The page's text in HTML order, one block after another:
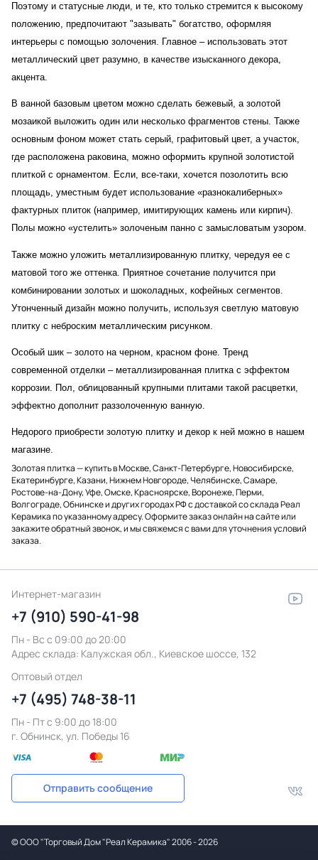
Поэтому и статусные люди, и те, кто только стремится к высокому
положению, предпочитают "зазывать" богатство, оформляя
интерьеры с помощью золочения. Главное – использовать этот
металлический цвет разумно, в качестве изысканного декора,
акцента.
В ванной базовым цветом можно сделать бежевый, а золотой
мозаикой выложить один или несколько фрагментов стены. Также
основным фоном может стать серый, графитовый цвет, а участок,
где расположена раковина, можно оформить крупной золотистой
плиткой с орнаментом. Если, все-таки, хочется позолотить всю
площадь, уместным будет использование «разнокалиберных»
фактурных плиток (например, имитирующих камень или кирпич).
Полы можно «устелить» золоченым панно с замысловатым узором.
Также можно уложить металлизированную плитку, чередуя ее с
матовой того же оттенка. Приятное сочетание получится при
комбинировании золотых и шоколадных, кофейных сегментов.
Утонченный дизайн можно получить, используя светлую матовую
плитку с неброским металлическим рисунком.
Особый шик – золото на черном, красном фоне. Тренд
современной отделки – металлизированная плитка с эффектом
коррозии. Пол, облицованный крупными плитами такой расцветки,
эффектно дополнит раззолоченную ванную.
Недорого приобрести золотую плитку и декор к ней можно в нашем
магазине.
Золотая плитка — купить в Москве, Санкт-Петербурге, Новосибирске,
Екатеринбурге, Казани, Нижнем Новгороде, Челябинске, Самаре,
Ростове-на-Дону, Уфе, Омске, Красноярске, Воронеже, Перми,
Волгограде, Обнинске и других городах РФ с доставкой со склада Реал
Керамика по указанному адресу. Оформите заказ онлайн на сайте или
закажите обратный звонок, и мы свяжемся с вами для уточнения условий
заказа.
Интернет-магазин
+7 (910) 590-41-98
Пн - Вс с 09:00 до 20:00
Адрес склада: Калужская обл., Киевское шоссе, 132
Оптовый отдел
+7 (495) 748-38-11
Пн - Пт c 9:00 до 18:00
г. Обнинск, ул. Победы 16
Отправить сообщение
©ООО "Торговый Дом "Реал Керамика"2006 - 2026